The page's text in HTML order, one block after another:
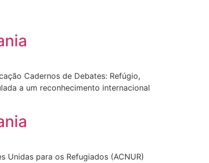
Cadernos de Debates: Refúgio,
a um reconhecimento internacional
Unidas para os Refugiados (ACNUR)